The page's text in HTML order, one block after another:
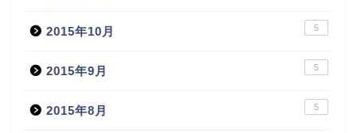
2015年10月 5
2015年9月 5
2015年8月 5